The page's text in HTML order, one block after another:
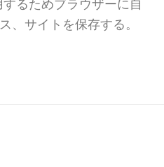
るためブラウザーに自
、サイトを保存する。